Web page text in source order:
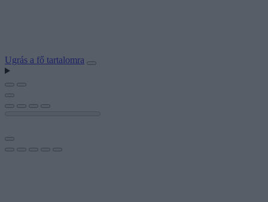
Ugrás a fő tartalomra